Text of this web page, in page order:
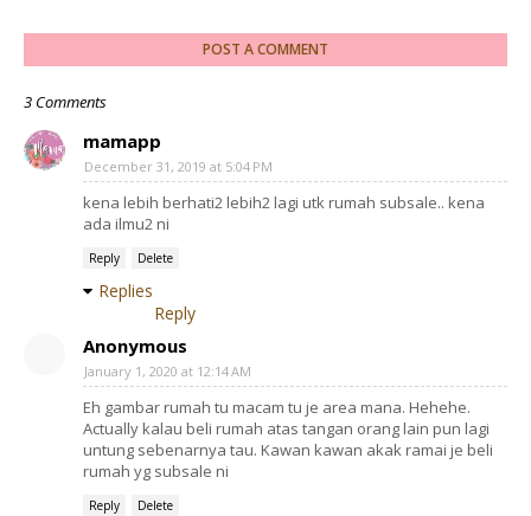
POST A COMMENT
3 Comments
mamapp
December 31, 2019 at 5:04 PM
kena lebih berhati2 lebih2 lagi utk rumah subsale.. kena
ada ilmu2 ni
Reply Delete
Replies
Reply
Anonymous
January 1, 2020 at 12:14 AM
Eh gambar rumah tu macam tu je area mana. Hehehe.
Actually kalau beli rumah atas tangan orang lain pun lagi
untung sebenarnya tau. Kawan kawan akak ramai je beli
rumah yg subsale ni
Reply Delete